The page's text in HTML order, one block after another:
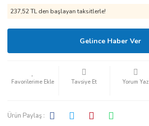
237,52 TL den başlayan taksitlerle!
Gelince Haber Ver
Tavsiye Et Yorum Yaz
Ürün Paylaş :